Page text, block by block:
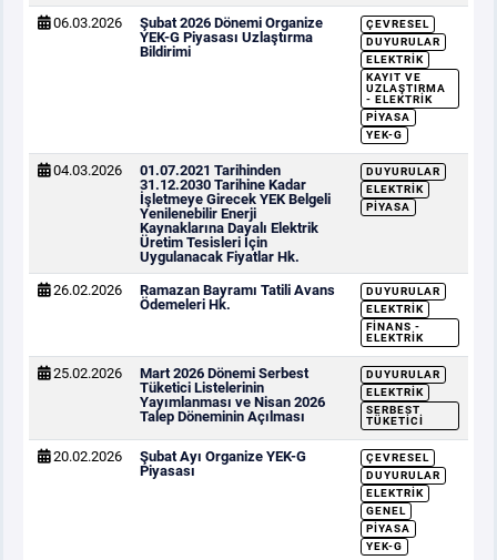
06.03.2026
Şubat 2026 Dönemi Organize
YEK-G Piyasası Uzlaştırma
Bildirimi
ÇEVRESEL
DUYURULAR
ELEKTRIK
KAYIT VE
UZLAŞTIRMA
- ELEKTRIK
PIYASA
YEK-G
04.03.2026
01.07.2021 Tarihinden
31.12.2030 Tarihine Kadar
İşletmeye Girecek YEK Belgeli
Yenilenebilir Enerji
Kaynaklarına Dayalı Elektrik
Üretim Tesisleri İçin
Uygulanacak Fiyatlar Hk.
DUYURULAR
ELEKTRIK
PIYASA
26.02.2026
Ramazan Bayramı Tatili Avans
Ödemeleri Hk.
DUYURULAR
ELEKTRIK
FINANS -
ELEKTRIK
25.02.2026
Mart 2026 Dönemi Serbest
Tüketici Listelerinin
Yayımlanması ve Nisan 2026
Talep Döneminin Açılması
DUYURULAR
ELEKTRIK
SERBEST
TÜKETICI
20.02.2026
Şubat Ayı Organize YEK-G
Piyasası
ÇEVRESEL
DUYURULAR
ELEKTRIK
GENEL
PIYASA
YEK-G